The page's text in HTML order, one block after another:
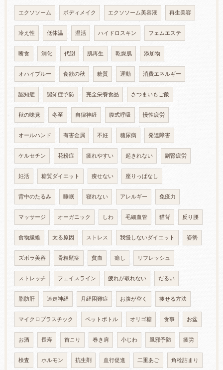
エクソソーム ボディメイク エクソソーム美容液 再生美容
冷え性 低体温 温活 ハイドロスキン フェムエステ
断食 消化 代謝 肌再生 乾燥肌 添加物
オハイブルー 食欲の秋 糖質 運動 消費エネルギー
認知症 認知症予防 完全栄養食品 さつまいもご飯
秋の味覚 冬至 自律神経 腹式呼吸 慢性疲労
オールハンド 有害金属 不妊 糖尿病 発達障害
ケルセチン 花粉症 疲れやすい 起きれない 副腎疲労
妊活 糖質ダイエット 痩せない 座りっぱなし
背中のたるみ 睡眠 寝れない アレルギー 免疫力
マッサージ オーガニック しわ 毛細血管 猫背 反り腰
食物繊維 太る原因 ストレス 我慢しないダイエット 姿勢
ズボラ美容 骨粗鬆症 貧血 癒し リフレッシュ
ストレッチ フェイスライン 疲れが取れない だるい
脂肪肝 迷走神経 月経困難症 お腹が空く 痩せる方法
マイクロプラスチック ペットボトル オリゴ糖 食事 お盆
お酒 長寿 首こり 巻き肩 小じわ 風邪予防 疲労
検査 ホルモン 抗生剤 血行促進 二重あご 角栓詰まり